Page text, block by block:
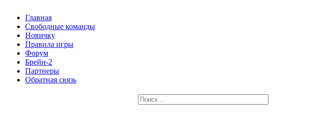
Главная
Свободные команды
Новичку
Правила игры
Форум
Брейн-2
Партнеры
Обратная связь